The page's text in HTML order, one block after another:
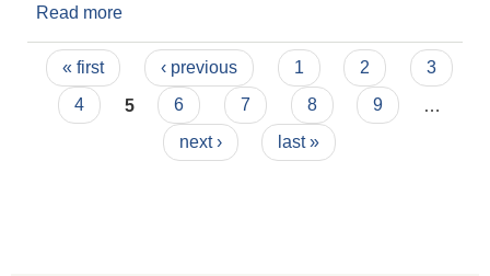
Read more
Pages
« first ‹ previous 1 2
3
4
5 6 7 8 9
next ›
last »